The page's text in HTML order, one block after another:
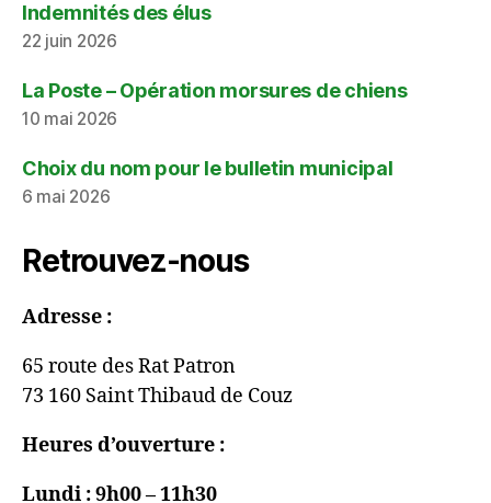
Indemnités des élus
22 juin 2026
La Poste – Opération morsures de chiens
10 mai 2026
Choix du nom pour le bulletin municipal
6 mai 2026
Retrouvez-nous
Adresse :
65 route des Rat Patron
73 160 Saint Thibaud de Couz
Heures d’ouverture :
Lundi : 9h00 – 11h30